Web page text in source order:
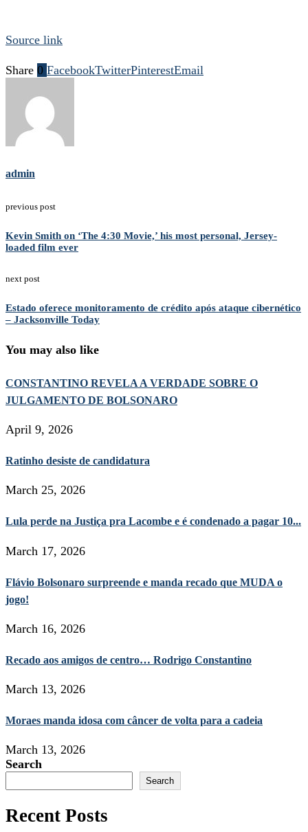
Source link
Share 0 FacebookTwitterPinterestEmail
admin
previous post
Kevin Smith on ‘The 4:30 Movie,’ his most personal, Jersey-
loaded film ever
next post
Estado oferece monitoramento de crédito após ataque cibernético
– Jacksonville Today
You may also like
CONSTANTINO REVELA A VERDADE SOBRE O
JULGAMENTO DE BOLSONARO
April 9, 2026
Ratinho desiste de candidatura
March 25, 2026
Lula perde na Justiça pra Lacombe e é condenado a pagar 10...
March 17, 2026
Flávio Bolsonaro surpreende e manda recado que MUDA o
jogo!
March 16, 2026
Recado aos amigos de centro… Rodrigo Constantino
March 13, 2026
Moraes manda idosa com câncer de volta para a cadeia
March 13, 2026
Search
Search
Recent Posts